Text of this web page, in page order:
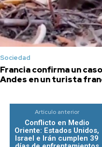
Sociedad
Francia confirma un
Andes en un turista
Artículo anterior
Conflicto en Medio
Oriente: Estados Unidos,
Israel e Irán cumplen 39